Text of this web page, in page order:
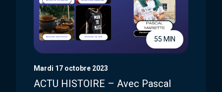
55 MIN
Mardi 17 octobre 2023
ACTU HISTOIRE – Avec Pascal